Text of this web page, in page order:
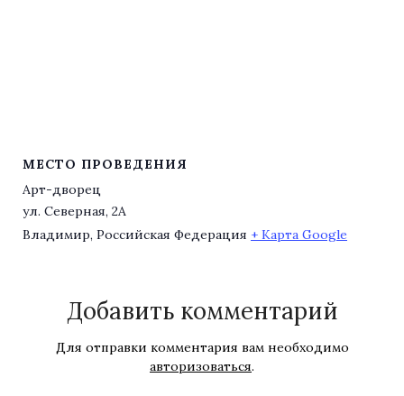
МЕСТО ПРОВЕДЕНИЯ
Арт-дворец
ул. Северная, 2А
Владимир, Российская Федерация + Карта Google
Добавить комментарий
Для отправки комментария вам необходимо
авторизоваться.